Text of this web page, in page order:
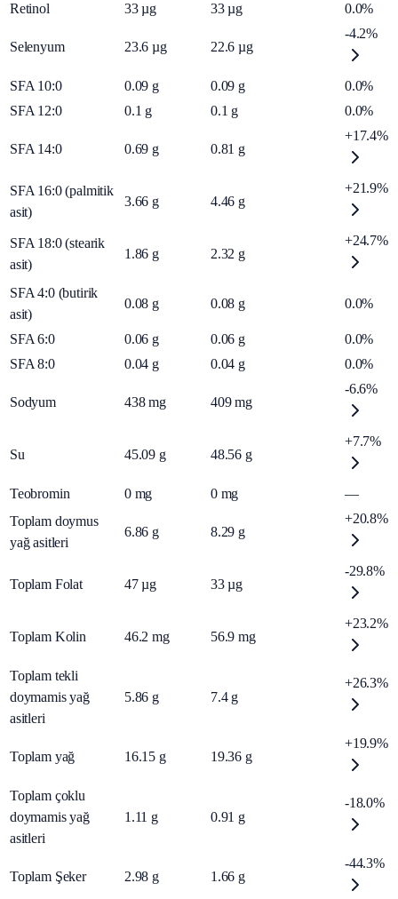
Retinol 33 µg 33 µg 0.0%
Selenyum 23.6 µg 22.6 µg
-4.2%
SFA 10:0 0.09 g 0.09 g
0.0%
SFA 12:0
0.1 g 0.1 g 0.0%
SFA 14:0 0.69 g 0.81 g
+17.4%
SFA 16:0 (palmitik
asit)
3.66 g 4.46 g
+21.9%
SFA 18:0 (stearik
asit)
1.86 g 2.32 g
+24.7%
SFA 4:0 (butirik
asit)
0.08 g 0.08 g 0.0%
SFA 6:0 0.06 g 0.06 g
0.0%
SFA 8:0
0.04 g 0.04 g 0.0%
Sodyum 438 mg 409 mg
-6.6%
Su 45.09 g 48.56 g
+7.7%
Teobromin 0 mg 0 mg
—
Toplam doymus
yağ asitleri
6.86 g 8.29 g
+20.8%
Toplam Folat 47 µg 33 µg
-29.8%
Toplam Kolin 46.2 mg 56.9 mg
+23.2%
Toplam tekli
doymamis yağ
asitleri
5.86 g 7.4 g
+26.3%
Toplam yağ 16.15 g 19.36 g
+19.9%
Toplam çoklu
doymamis yağ
asitleri
1.11 g 0.91 g
-18.0%
Toplam Şeker 2.98 g 1.66 g
-44.3%